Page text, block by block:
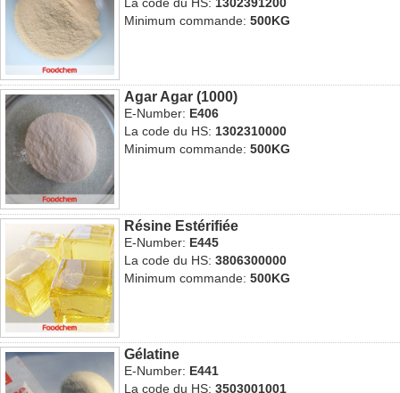
Minimum commande:500KG
Agar Agar (1000)
E-Number: E406
La code du HS:1302310000
Minimum commande:500KG
Résine Estérifiée
E-Number: E445
La code du HS:3806300000
Minimum commande:500KG
Gélatine
E-Number: E441
La code du HS:3503001001